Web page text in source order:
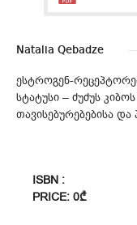
Natalia Qebadze
ესტროგენ-
სტატუსი – ძუძუს
თავისებურებებისა
ISBN :
PRICE: 0₾